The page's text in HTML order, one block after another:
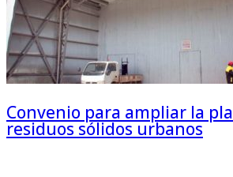
Convenio para ampliar la
residuos sólidos urbanos